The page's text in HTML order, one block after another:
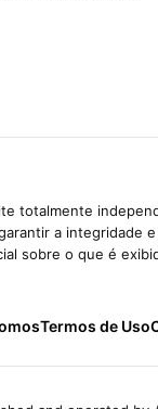
totalmente
a integridade
sobre o que é
Termos de Uso